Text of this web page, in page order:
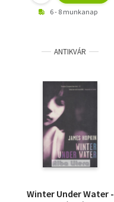
6 - 8 munkanap
ANTIKVÁR
Winter Under Water -